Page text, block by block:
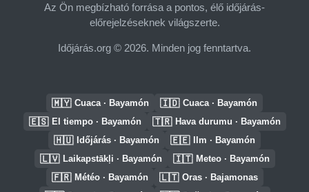
Az Ön megbízható forrása a pontos, élő időjárás-
előrejelzéseknek világszerte.
Időjárás.org © 2026. Minden jog fenntartva.
🇲🇾 Cuaca · Bayamón 🇮🇩 Cuaca · Bayamón
🇪🇸 El tiempo · Bayamón 🇹🇷 Hava durumu · Bayamón
🇭🇺 Időjárás · Bayamón 🇪🇪 Ilm · Bayamón
🇱🇻 Laikapstākļi · Bayamón 🇮🇹 Meteo · Bayamón
🇫🇷 Météo · Bayamón 🇱🇹 Oras · Bajamonas